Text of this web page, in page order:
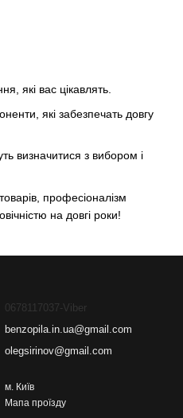
які вас цікавлять.
які забезпечать довгу
визначитися з вибором і
професіоналізм
на довгі роки!
0678117037-Viber
benzopila.in.ua@gmail.com
olegsirinov@gmail.com
м. Київ
Мапа проїзду